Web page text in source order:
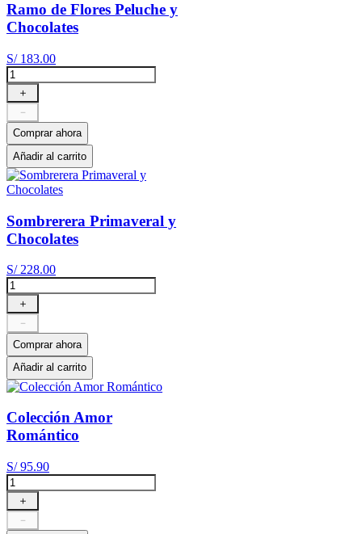
Ramo de Flores Peluche y
Chocolates
S/ 183.00
＋
－
Comprar ahora
Añadir al carrito
Sombrerera Primaveral y
Chocolates
S/ 228.00
＋
－
Comprar ahora
Añadir al carrito
Colección Amor
Romántico
S/ 95.90
＋
－